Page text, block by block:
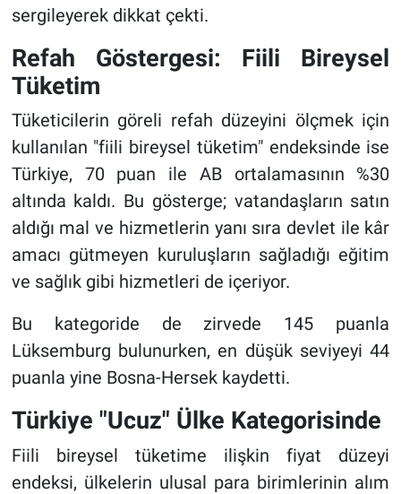
sergileyerek dikkat çekti.
Refah Göstergesi: Fiili Bireysel
Tüketim
Tüketicilerin göreli refah düzeyini ölçmek için
kullanılan "fiili bireysel tüketim" endeksinde ise
Türkiye, 70 puan ile AB ortalamasının %30
altında kaldı. Bu gösterge; vatandaşların satın
aldığı mal ve hizmetlerin yanı sıra devlet ile kâr
amacı gütmeyen kuruluşların sağladığı eğitim
ve sağlık gibi hizmetleri de içeriyor.
Bu kategoride de zirvede 145 puanla
Lüksemburg bulunurken, en düşük seviyeyi 44
puanla yine Bosna-Hersek kaydetti.
Türkiye "Ucuz" Ülke Kategorisinde
Fiili bireysel tüketime ilişkin fiyat düzeyi
endeksi, ülkelerin ulusal para birimlerinin alım